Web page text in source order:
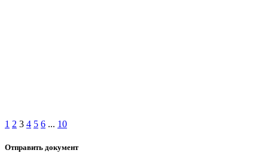
1 2 3 4 5 6 ... 10
Отправить документ